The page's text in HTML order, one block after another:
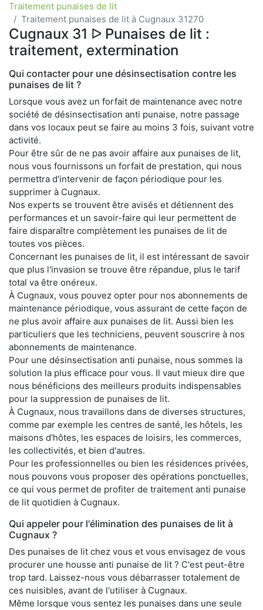
Traitement punaises de lit
Traitement punaises de lit à Cugnaux 31270
Cugnaux 31 ᐅ Punaises de lit :
traitement, extermination
Qui contacter pour une désinsectisation contre les
punaises de lit ?
Lorsque vous avez un forfait de maintenance avec notre
société de désinsectisation anti punaise, notre passage
dans vos locaux peut se faire au moins 3 fois, suivant votre
activité.
Pour être sûr de ne pas avoir affaire aux punaises de lit,
nous vous fournissons un forfait de prestation, qui nous
permettra d'intervenir de façon périodique pour les
supprimer à Cugnaux.
Nos experts se trouvent être avisés et détiennent des
performances et un savoir-faire qui leur permettent de
faire disparaître complètement les punaises de lit de
toutes vos pièces.
Concernant les punaises de lit, il est intéressant de savoir
que plus l'invasion se trouve être répandue, plus le tarif
total va être onéreux.
À Cugnaux, vous pouvez opter pour nos abonnements de
maintenance périodique, vous assurant de cette façon de
ne plus avoir affaire aux punaises de lit. Aussi bien les
particuliers que les techniciens, peuvent souscrire à nos
abonnements de maintenance.
Pour une désinsectisation anti punaise, nous sommes la
solution la plus efficace pour vous. Il vaut mieux dire que
nous bénéficions des meilleurs produits indispensables
pour la suppression de punaises de lit.
À Cugnaux, nous travaillons dans de diverses structures,
comme par exemple les centres de santé, les hôtels, les
maisons d'hôtes, les espaces de loisirs, les commerces,
les collectivités, et bien d'autres.
Pour les professionnelles ou bien les résidences privées,
nous pouvons vous proposer des opérations ponctuelles,
ce qui vous permet de profiter de traitement anti punaise
de lit quotidien à Cugnaux.
Qui appeler pour l'élimination des punaises de lit à
Cugnaux ?
Des punaises de lit chez vous et vous envisagez de vous
procurer une housse anti punaise de lit ? C'est peut-être
trop tard. Laissez-nous vous débarrasser totalement de
ces nuisibles, avant de l'utiliser à Cugnaux.
Même lorsque vous sentez les punaises dans une seule